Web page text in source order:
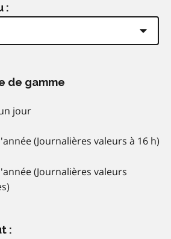
:
de gamme
jour
(Journalières valeurs à 16 h)
(Journalières valeurs
: